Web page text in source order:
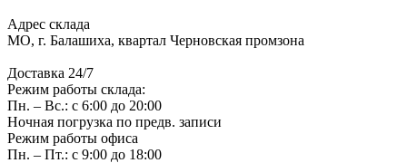
Адрес склада
МО, г. Балашиха, квартал Черновская промзона
Доставка 24/7
Режим работы склада:
Пн. – Вс.: с 6:00 до 20:00
Ночная погрузка по предв. записи
Режим работы офиса
Пн. – Пт.: с 9:00 до 18:00